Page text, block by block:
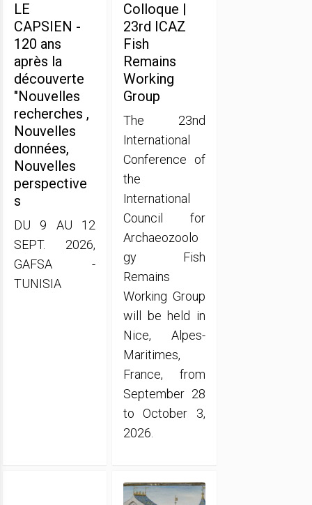
LE
CAPSIEN -
120 ans
après la
découverte
"Nouvelles
recherches ,
Nouvelles
données,
Nouvelles
perspective
s
DU 9 AU 12
SEPT. 2026,
GAFSA -
TUNISIA
Colloque |
23rd ICAZ
Fish
Remains
Working
Group
The 23nd
International
Conference of
the
International
Council for
Archaeozoolo
gy Fish
Remains
Working Group
will be held in
Nice, Alpes-
Maritimes,
France, from
September 28
to October 3,
2026.